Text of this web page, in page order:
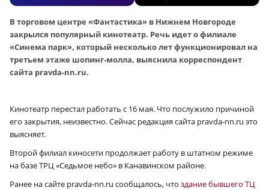
В торговом центре «Фантастика» в Нижнем Новгороде
закрылся популярный кинотеатр. Речь идет о филиале
«Синема парк», который несколько лет функционировал на
третьем этаже шопинг-молла, выяснила корреспондент
сайта pravda-nn.ru.
Кинотеатр перестал работать с 16 мая. Что послужило причиной
его закрытия, неизвестно. Сейчас редакция сайта pravda-nn.ru это
выясняет.
Второй филиал киносети продолжает работу в штатном режиме
на базе ТРЦ «Седьмое небо» в Канавинском районе.
Ранее на сайте pravda-nn.ru сообщалось, что здание бывшего ТЦ